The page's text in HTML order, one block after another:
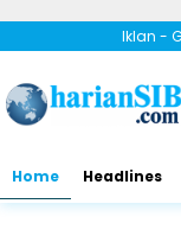
Iklan -
Home Headlines